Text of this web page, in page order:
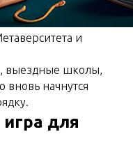
и
выездные школы,
начнутся
для